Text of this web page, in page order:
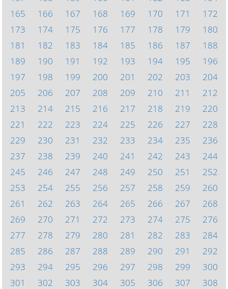
165
166 167 168 169 170 171
172
173
174 175 176 177 178 179
180
181
182 183 184 185 186 187
188
189
190 191 192 193 194 195
196
197
198 199 200 201 202 203
204
205
206 207 208 209 210 211
212
213
214 215 216 217 218 219
220
221
222 223 224 225 226 227
228
229
230 231 232 233 234 235
236
237
238 239 240 241 242 243
244
245
246 247 248 249 250 251
252
253
254 255 256 257 258 259
260
261
262 263 264 265 266 267
268
269
270 271 272 273 274 275
276
277
278 279 280 281 282 283
284
285
286 287 288 289 290 291
292
293
294 295 296 297 298 299
300
301
302 303 304 305 306 307
308